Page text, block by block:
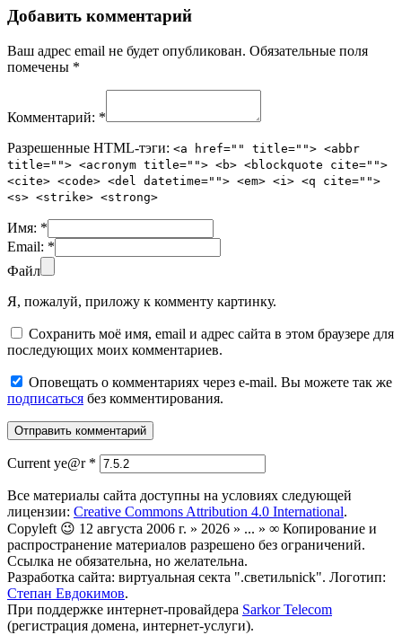
Добавить комментарий
Ваш адрес email не будет опубликован. Обязательные поля
помечены *
Комментарий: *
Разрешенные HTML-тэги: <a href="" title=""> <abbr
title=""> <acronym title=""> <b> <blockquote cite="">
<cite> <code> <del datetime=""> <em> <i> <q cite="">
<s> <strike> <strong>
Имя: *
Email: *
Файл
Я, пожалуй, приложу к комменту картинку.
Сохранить моё имя, email и адрес сайта в этом браузере для
последующих моих комментариев.
Оповещать о комментариях через e-mail. Вы можете так же
подписаться без комментирования.
Current ye@r *
Все материалы сайта доступны на условиях следующей
лицензии: Creative Commons Attribution 4.0 International.
Copyleft 😉 12 августа 2006 г. » 2026 » ... » ∞ Копирование и
распространение материалов разрешено без ограничений.
Ссылка не обязательна, но желательна.
Разработка сайта: виртуальная секта ".светильnick". Логотип:
Степан Евдокимов.
При поддержке интернет-провайдера Sarkor Telecom
(регистрация домена, интернет-услуги).